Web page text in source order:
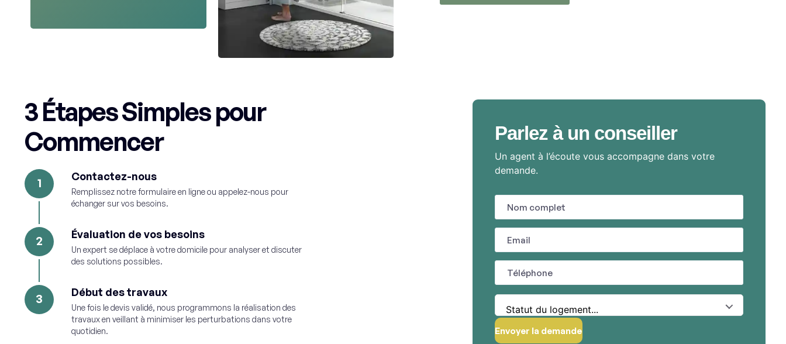
3 Étapes Simples pour
Commencer
1 Contactez-nous
Remplissez notre formulaire en ligne ou appelez-nous pour
échanger sur vos besoins.
2 Évaluation de vos besoins
Un expert se déplace à votre domicile pour analyser et discuter
des solutions possibles.
3 Début des travaux
Une fois le devis validé, nous programmons la réalisation des
travaux en veillant à minimiser les perturbations dans votre
quotidien.
Parlez à un conseiller
Un agent à l’écoute vous accompagne dans votre
demande.
Statut du logement...